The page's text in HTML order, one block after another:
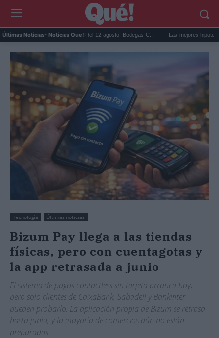
Últimas Noticias- Noticias Que!:
solar en Cariñena del 12 agosto: Bodegas C... Las mejores hipotecas de
Tecnología Últimas noticias
Bizum Pay llega a las tiendas
físicas, pero con cuentagotas y
la app retrasada a junio
El sistema de pagos contactless sin tarjeta arranca hoy,
pero solo clientes de CaixaBank, Sabadell y Bankinter
pueden probarlo. La aplicación propia de Bizum se retrasa
hasta junio, y la mayoría de comercios aún no están
preparados.